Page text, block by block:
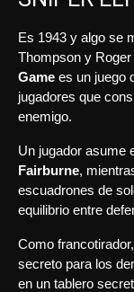
Es 1943 y algo se
Thompson y Roger
Game es un juego
jugadores que
enemigo.
Un jugador asume
Fairburne,
escuadrones de
equilibrio entre
Como
secreto para los
en un tablero